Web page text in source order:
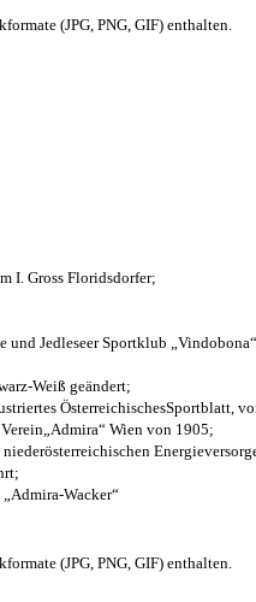
(JPG, PNG, GIF) enthalten.
I. Gross Floridsdorfer;
Jedleseer Sportklub
Weiß geändert;
ÖsterreichischesSportblatt,
Wien von 1905;
Wacker“
(JPG, PNG, GIF) enthalten.